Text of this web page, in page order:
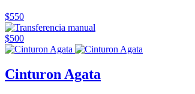
$550
$500
Cinturon Agata